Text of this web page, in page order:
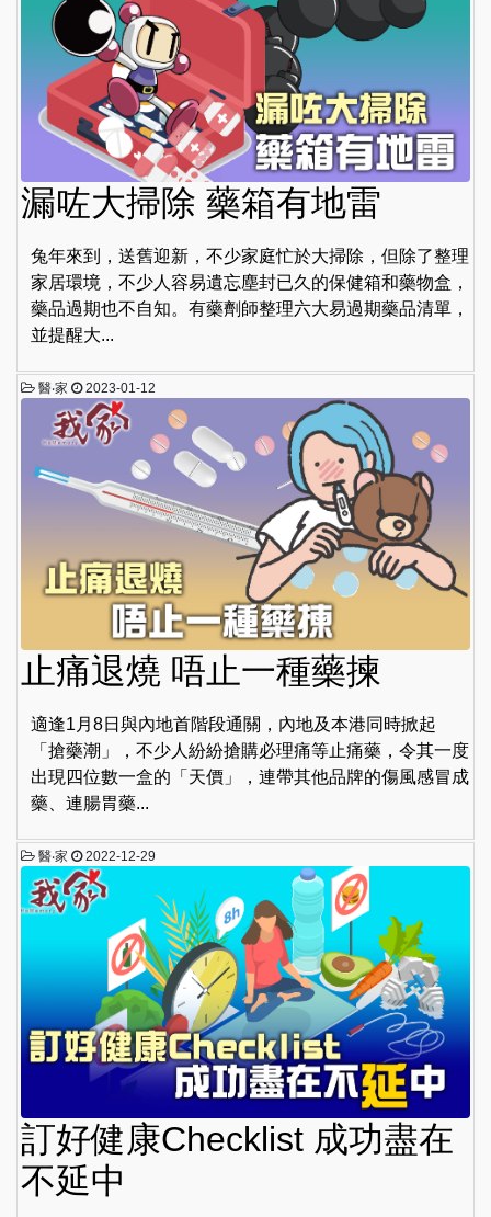
漏咗大掃除 藥箱有地雷
兔年來到，送舊迎新，不少家庭忙於大掃除，但除了整理
家居環境，不少人容易遺忘塵封已久的保健箱和藥物盒，
藥品過期也不自知。有藥劑師整理六大易過期藥品清單，
並提醒大...
醫‧家 2023-01-12
止痛退燒 唔止一種藥揀
適逢1月8日與內地首階段通關，內地及本港同時掀起
「搶藥潮」，不少人紛紛搶購必理痛等止痛藥，令其一度
出現四位數一盒的「天價」，連帶其他品牌的傷風感冒成
藥、連腸胃藥...
醫‧家 2022-12-29
訂好健康Checklist 成功盡在
不延中